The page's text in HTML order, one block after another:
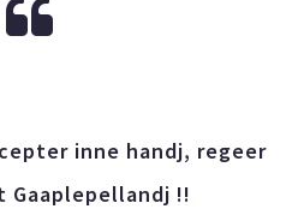
inne handj, regeer
Gaaplepellandj !!